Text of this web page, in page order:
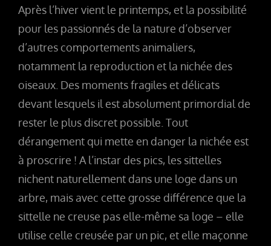
Après l’hiver vient le printemps, et la possibilité
pour les passionnés de la nature d’observer
d’autres comportements animaliers,
notamment la reproduction et la nichée des
oiseaux. Des moments fragiles et délicats
devant lesquels il est absolument primordial de
rester le plus discret possible. Tout
dérangement qui mette en danger la nichée est
à proscrire ! A l’instar des pics, les sittelles
nichent naturellement dans une loge dans un
arbre, mais avec cette grosse différence que la
sittelle ne creuse pas elle-même sa loge – elle
utilise celle creusée par un pic, et elle maçonne